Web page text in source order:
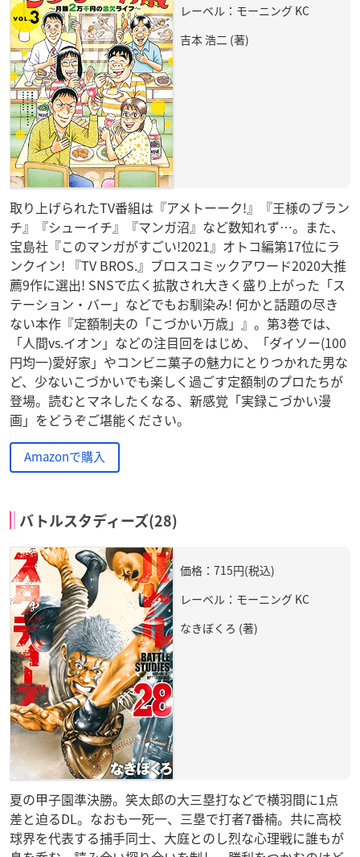
レーベル：モーニング KC
吉本 浩二 (著)
取り上げられたTV番組は『アメトーーク!』『王様のブラン
チ』『シューイチ』『マンガ沼』など数知れず…。また、
宝島社『このマンガがすごい!2021』オトコ編第17位にラ
ンクイン! 『TV BROS.』ブロスコミックアワード2020大推
薦9作に選出! SNSで広く拡散され大きく盛り上がった「ス
テーション・バー」などでもお馴染み! 何かと話題の尽き
ない本作『定額制夫の「こづかい万歳」』。第3巻では、
「人間vs.イオン」などの注目回をはじめ、「ダイソー(100
円均一)愛好家」やコンビニ菓子の魅力にとりつかれた男な
ど、少ないこづかいでも楽しく過ごす定額制のプロたちが
登場。読むとマネしたくなる、新感覚「実録こづかい漫
画」をどうぞご堪能ください。
Amazonで購入
バトルスタディーズ(28)
価格：715円(税込)
レーベル：モーニング KC
なきぼくろ (著)
夏の甲子園準決勝。笑太郎の大三塁打などで横羽間に1点
差と迫るDL。なおも一死一、三塁で打者7番楠。共に高校
球界を代表する捕手同士、大庭とのし烈な心理戦に誰もが